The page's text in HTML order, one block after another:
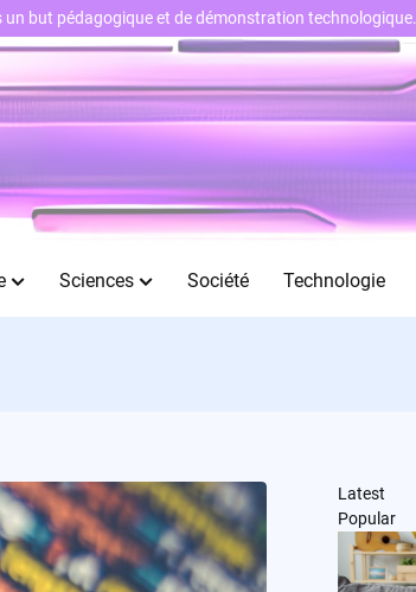
Sciences Société Technologie
Latest
Popular
but pédagogique et de démonstration technologique.